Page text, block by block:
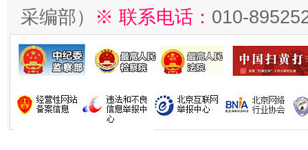
采编部） ※ 联系电话： 010-